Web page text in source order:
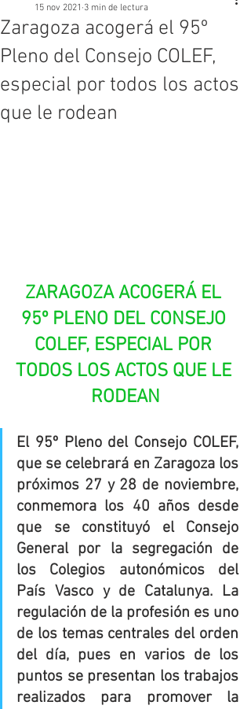
Zaragoza acogerá el 95º
Pleno del Consejo COLEF,
especial por todos los actos
que le rodean
15 nov 2021 3 min de lectura
ZARAGOZA ACOGERÁ EL
95º PLENO DEL CONSEJO
COLEF, ESPECIAL POR
TODOS LOS ACTOS QUE LE
RODEAN
El 95º Pleno del Consejo COLEF,
que se celebrará en Zaragoza los
próximos 27 y 28 de noviembre,
conmemora los 40 años desde
que se constituyó el Consejo
General por la segregación de
los Colegios autonómicos del
País Vasco y de Catalunya. La
regulación de la profesión es uno
de los temas centrales del orden
del día, pues en varios de los
puntos se presentan los trabajos
realizados para promover la